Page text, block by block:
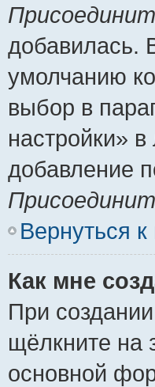
добавилась.
умолчанию
выбор в
настройки»
добавление
Вернуться к
Как мне
При
щёлкните на
основной